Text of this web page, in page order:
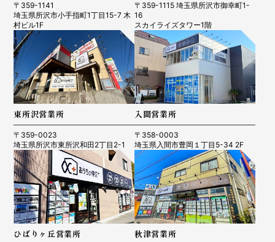
〒359-1141
埼玉県所沢市小手指町1丁目15-7 木
村ビル1F
〒359-1115 埼玉県所沢市御幸町1-
16
スカイライズタワー1階
東所沢営業所
〒359-0023
埼玉県所沢市東所沢和田2丁目2-1
入間営業所
〒358-0003
埼玉県入間市豊岡１丁目5-34 2F
ひばりヶ丘営業所 秋津営業所